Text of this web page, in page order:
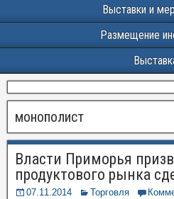
Выставки и
Размещение
монополист
Власти Приморья
продуктового рынка
07.11.2014 Торговля